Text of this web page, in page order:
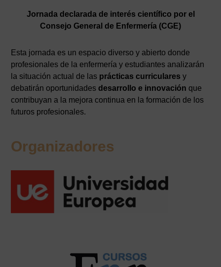
Jornada declarada de interés científico por el
Consejo General de Enfermería (CGE)
Esta jornada es un espacio diverso y abierto donde
profesionales de la enfermería y estudiantes analizarán
la situación actual de las prácticas curriculares y
debatirán oportunidadesdesarrollo e innovaciónque
contribuyan a la mejora continua en la formación de los
futuros profesionales.
Organizadores